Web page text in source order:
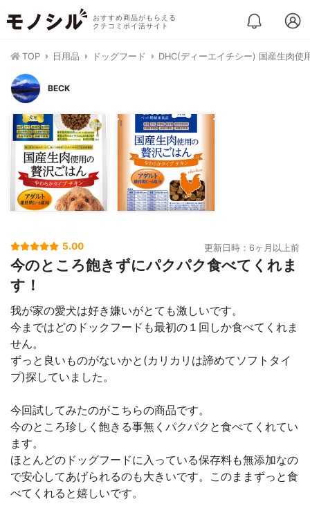
おすすめ商品がもらえる
クチコミポイ活サイト
TOP 日用品 ドッグフード DHC(ディーエイチシー) 国産生肉使
BECK
5.00 更新日時：6ヶ月以上前
今のところ飽きずにパクパク食べてくれま
す！
我が家の愛犬は好き嫌いがとても激しいです。
今まではどのドックフードも最初の１回しか食べてくれま
せん。
ずっと良いものがないかと(カリカリは諦めてソフトタイ
プ)探していました。
今回試してみたのがこちらの商品です。
今のところ珍しく飽きる事無くパクパクと食べてくれてい
ます。
ほとんどのドッグフードに入っている保存料も無添加なの
で安心してあげられるのも大きいです。このままずっと食
べてくれると嬉しいです。